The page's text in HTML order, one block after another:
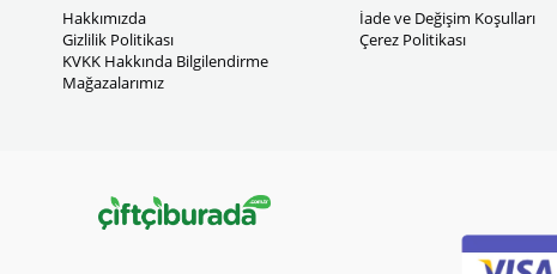
Hakkımızda
Gizlilik Politikası
KVKK Hakkında Bilgilendirme
Mağazalarımız
İade ve Değişim Koşulları
Çerez Politikası